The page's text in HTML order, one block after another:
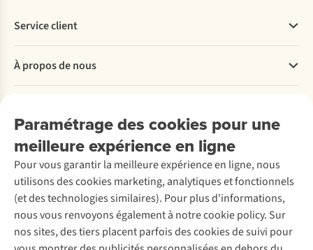
Paramétrage des cookies pour une
meilleure expérience en ligne
Pour vous garantir la meilleure expérience en ligne, nous
utilisons des cookies marketing, analytiques et fonctionnels
(et des technologies similaires). Pour plus d'informations,
nous vous renvoyons également à notre cookie policy. Sur
nos sites, des tiers placent parfois des cookies de suivi pour
Service client
Commander
Payer
Retourner
Rétractation d'une commande
Entretien & réparations
Garantie
Contactez-nous
À propos de nous
Entreprise responsable
À propos d’Ayacucho
Nos magasins
À propos d’A.S.Adventure
Déclaration d'accessibilité
Location / Location sports d’hiver
Seconde-main
Entretien de ski
Service de lavage
Entretien de chaussures
Réparation de chaussures
Réparation de vêtements
Découvrez
A.S.Magazine
Explore Camp
Expertise & conseils
Abonnez-vous à la newsletter